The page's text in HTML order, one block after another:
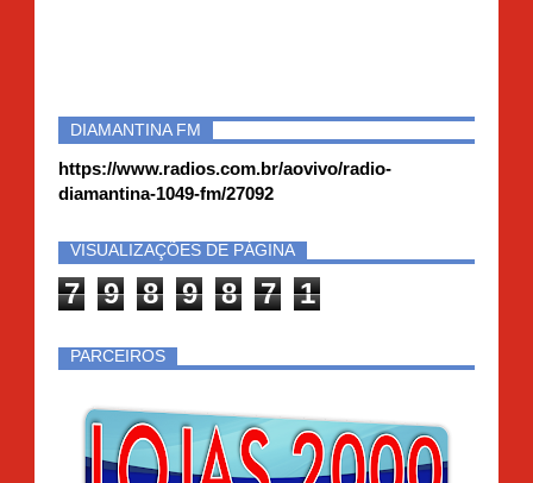
DIAMANTINA FM
https://www.radios.com.br/aovivo/radio-
diamantina-1049-fm/27092
VISUALIZAÇÕES DE PÁGINA
7 9 8 9 8 7 1
PARCEIROS